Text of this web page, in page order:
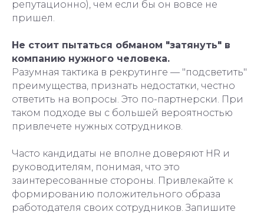
репутационно), чем если бы он вовсе не
пришел.
Не стоит пытаться обманом "затянуть" в
компанию нужного человека.
Разумная тактика в рекрутинге — "подсветить"
преимущества, признать недостатки, честно
ответить на вопросы. Это по-партнерски. При
таком подходе вы с большей вероятностью
привлечете нужных сотрудников.
Часто кандидаты не вполне доверяют HR и
руководителям, понимая, что это
заинтересованные стороны. Привлекайте к
формированию положительного образа
работодателя своих сотрудников. Запишите